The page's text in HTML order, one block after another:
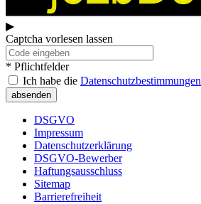
▶
Captcha vorlesen lassen
* Pflichtfelder
Ich habe die Datenschutzbestimmungen
absenden
DSGVO
Impressum
Datenschutzerklärung
DSGVO-Bewerber
Haftungsausschluss
Sitemap
Barrierefreiheit